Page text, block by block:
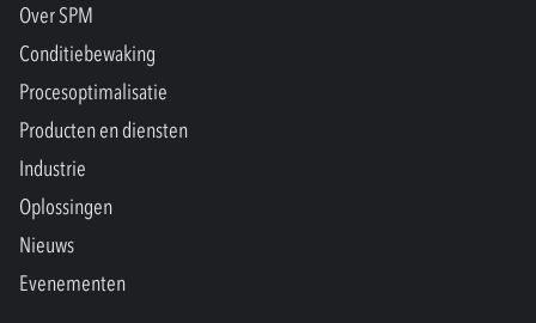
Over SPM
Conditiebewaking
Procesoptimalisatie
Producten en diensten
Industrie
Oplossingen
Nieuws
Evenementen